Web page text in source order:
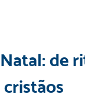
de
cristãos